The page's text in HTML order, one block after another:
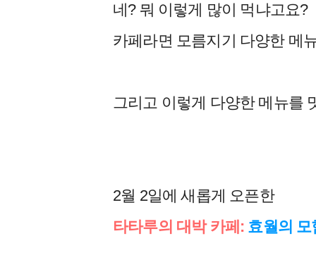
네? 뭐 이렇게 많이 먹냐고요?
카페라면 모름지기 다양한 메
그리고 이렇게 다양한 메뉴를
2월 2일에 새롭게 오픈한
타타루의 대박 카페: 효월의 모